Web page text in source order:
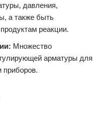
давления,
а также быть
реакции.
Множество
арматуры для
приборов.